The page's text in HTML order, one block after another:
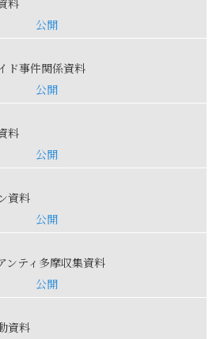
料
公開
ド事件関係資料
公開
料
公開
資料
公開
ンティ多摩収集資料
公開
資料